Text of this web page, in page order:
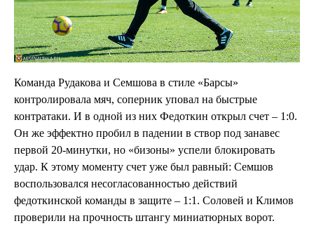
Команда Рудакова и Семшова в стиле «Барсы»
контролировала мяч, соперник уповал на быстрые
контратаки. И в одной из них Федоткин открыл счет – 1:0.
Он же эффектно пробил в падении в створ под занавес
первой 20-минутки, но «бизоны» успели блокировать
удар. К этому моменту счет уже был равный: Семшов
воспользовался несогласованностью действий
федоткинской команды в защите – 1:1. Соловей и Климов
проверили на прочность штангу миниатюрных ворот.